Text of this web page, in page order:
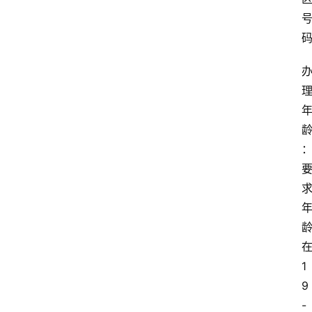
号
码
办
理
年
龄
：
要
求
年
龄
在
1
9
-